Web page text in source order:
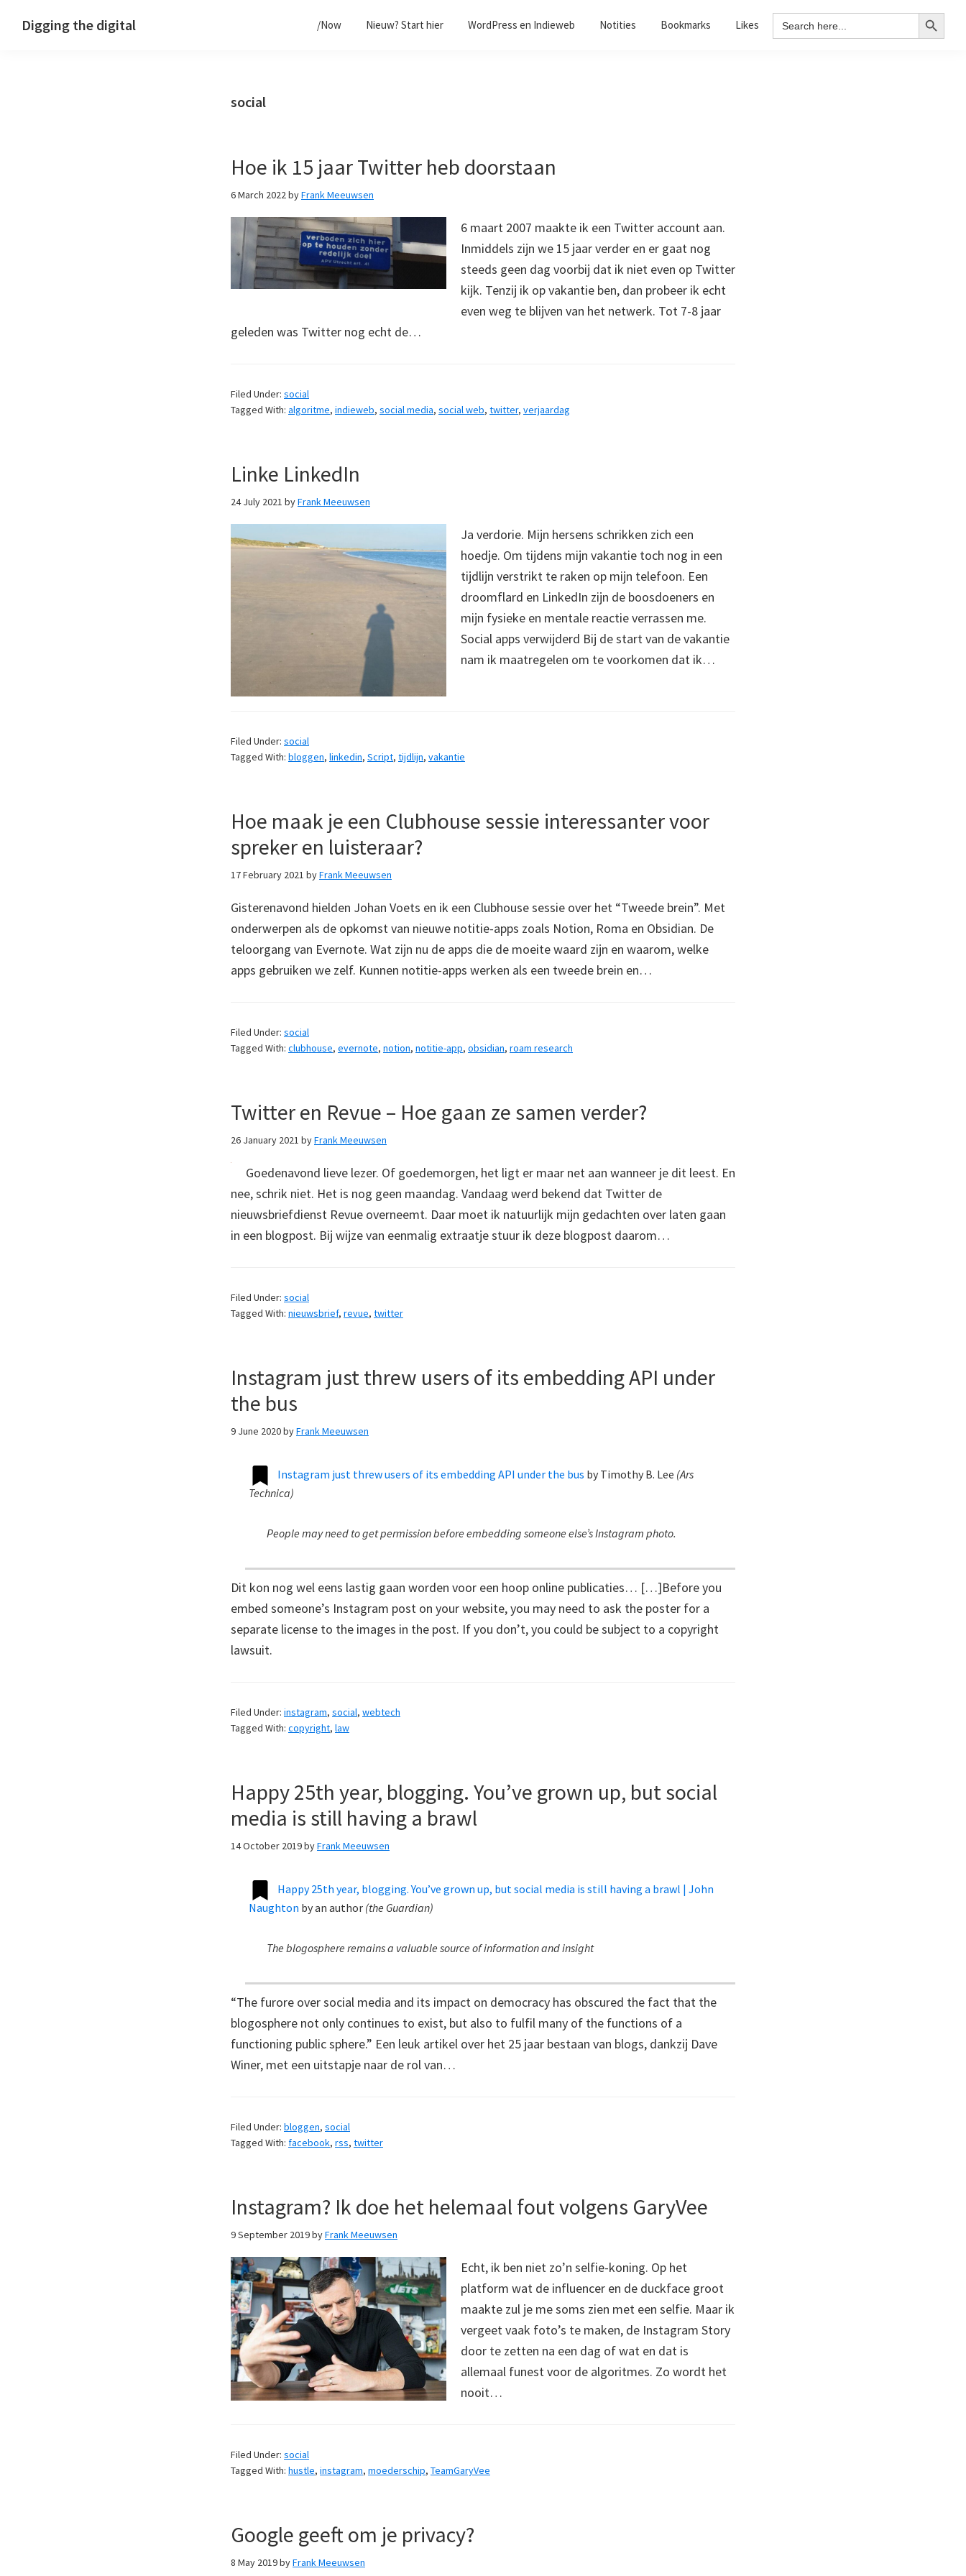
Digging the digital /Now Nieuw? Start hier WordPress en Indieweb Notities Bookmarks Likes Search
for:
Search Button
social
Hoe ik 15 jaar Twitter heb doorstaan
6 March 2022byFrank Meeuwsen
6 maart 2007 maakte ik een Twitter account aan.
Inmiddels zijn we 15 jaar verder en er gaat nog
steeds geen dag voorbij dat ik niet even op Twitter
kijk. Tenzij ik op vakantie ben, dan probeer ik echt
even weg te blijven van het netwerk. Tot 7-8 jaar
geleden was Twitter nog echt de…
Filed Under: social
Tagged With: algoritme, indieweb, social media, social web, twitter, verjaardag
Linke LinkedIn
24 July 2021 byFrank Meeuwsen
Ja verdorie. Mijn hersens schrikken zich een
hoedje. Om tijdens mijn vakantie toch nog in een
tijdlijn verstrikt te raken op mijn telefoon. Een
droomflard en LinkedIn zijn de boosdoeners en
mijn fysieke en mentale reactie verrassen me.
Social apps verwijderd Bij de start van de vakantie
nam ik maatregelen om te voorkomen dat ik…
Filed Under: social
Tagged With: bloggen, linkedin, Script, tijdlijn, vakantie
Hoe maak je een Clubhouse sessie interessanter voor
spreker en luisteraar?
17 February 2021 byFrank Meeuwsen
Gisterenavond hielden Johan Voets en ik een Clubhouse sessie over het “Tweede brein”. Met
onderwerpen als de opkomst van nieuwe notitie-apps zoals Notion, Roma en Obsidian. De
teloorgang van Evernote. Wat zijn nu de apps die de moeite waard zijn en waarom, welke
apps gebruiken we zelf. Kunnen notitie-apps werken als een tweede brein en…
Filed Under: social
Tagged With: clubhouse, evernote, notion, notitie-app, obsidian, roam research
Twitter en Revue – Hoe gaan ze samen verder?
26 January 2021 byFrank Meeuwsen
Goedenavond lieve lezer. Of goedemorgen, het ligt er maar net aan wanneer je dit leest. En
nee, schrik niet. Het is nog geen maandag. Vandaag werd bekend dat Twitter de
nieuwsbriefdienst Revue overneemt. Daar moet ik natuurlijk mijn gedachten over laten gaan
in een blogpost. Bij wijze van eenmalig extraatje stuur ik deze blogpost daarom…
Filed Under: social
Tagged With: nieuwsbrief, revue, twitter
Instagram just threw users of its embedding API under
the bus
9 June 2020byFrank Meeuwsen
Instagram just threw users of its embedding API under the bus by Timothy B. Lee (Ars
Technica)
People may need to get permission before embedding someone else’s Instagram photo.
Dit kon nog wel eens lastig gaan worden voor een hoop online publicaties… […]Before you
embed someone’s Instagram post on your website, you may need to ask the poster for a
separate license to the images in the post. If you don’t, you could be subject to a copyright
lawsuit.
Filed Under: instagram, social, webtech
Tagged With: copyright, law
Happy 25th year, blogging. You’ve grown up, but social
media is still having a brawl
14 October 2019byFrank Meeuwsen
Happy 25th year, blogging. You’ve grown up, but social media is still having a brawl | John
Naughton byan author (the Guardian)
The blogosphere remains a valuable source of information and insight
“The furore over social media and its impact on democracy has obscured the fact that the
blogosphere not only continues to exist, but also to fulfil many of the functions of a
functioning public sphere.” Een leuk artikel over het 25 jaar bestaan van blogs, dankzij Dave
Winer, met een uitstapje naar de rol van…
Filed Under: bloggen, social
Tagged With: facebook, rss, twitter
Instagram? Ik doe het helemaal fout volgens GaryVee
9 September 2019byFrank Meeuwsen
Echt, ik ben niet zo’n selfie-koning. Op het
platform wat de influencer en de duckface groot
maakte zul je me soms zien met een selfie. Maar ik
vergeet vaak foto’s te maken, de Instagram Story
door te zetten na een dag of wat en dat is
allemaal funest voor de algoritmes. Zo wordt het
nooit…
Filed Under: social
Tagged With: hustle, instagram, moederschip, TeamGaryVee
Google geeft om je privacy?
8 May 2019byFrank Meeuwsen